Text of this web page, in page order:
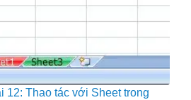
12: Thao tác với Sheet trong